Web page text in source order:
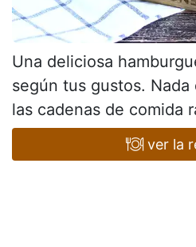
Una deliciosa
según tus gustos.
las cadenas de comida
ver la